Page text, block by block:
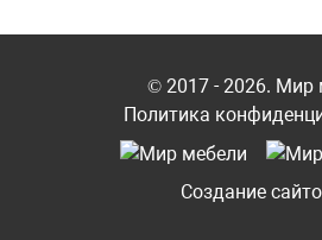
© 2017 - 2026. Мир
Политика
Cоздание